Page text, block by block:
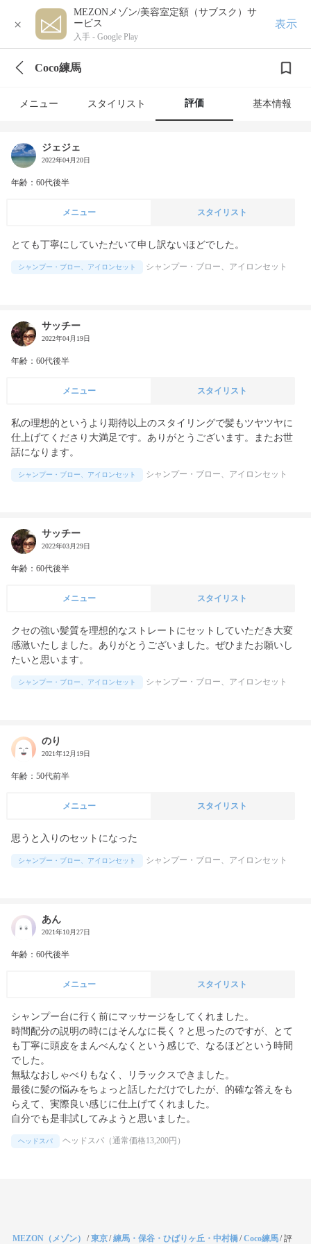
×
MEZONメゾン/美容室定額（サブスク）サ
ービス
入手 - Google Play
表示
Coco練馬
メニュー スタイリスト 評価 基本情報
ジェジェ
2022年04月20日
年齢：60代後半
メニュー スタイリスト
とても丁寧にしていただいて申し訳ないほどでした。
シャンプー・ブロー、アイロンセット シャンプー・ブロー、アイロンセット
サッチー
2022年04月19日
年齢：60代後半
メニュー スタイリスト
私の理想的というより期待以上のスタイリングで髪もツヤツヤに
仕上げてくださり大満足です。ありがとうございます。またお世
話になります。
シャンプー・ブロー、アイロンセット シャンプー・ブロー、アイロンセット
サッチー
2022年03月29日
年齢：60代後半
メニュー スタイリスト
クセの強い髪質を理想的なストレートにセットしていただき大変
感激いたしました。ありがとうございました。ぜひまたお願いし
たいと思います。
シャンプー・ブロー、アイロンセット シャンプー・ブロー、アイロンセット
のり
2021年12月19日
年齢：50代前半
メニュー スタイリスト
思うと入りのセットになった
シャンプー・ブロー、アイロンセット シャンプー・ブロー、アイロンセット
あん
2021年10月27日
年齢：60代後半
メニュー スタイリスト
シャンプー台に行く前にマッサージをしてくれました。
時間配分の説明の時にはそんなに長く？と思ったのですが、とて
も丁寧に頭皮をまんべんなくという感じで、なるほどという時間
でした。
無駄なおしゃべりもなく、リラックスできました。
最後に髪の悩みをちょっと話しただけでしたが、的確な答えをも
らえて、実際良い感じに仕上げてくれました。
自分でも是非試してみようと思いました。
ヘッドスパ ヘッドスパ（通常価格13,200円）
MEZON（メゾン） /東京/練馬・保谷・ひばりヶ丘・中村橋/Coco練馬/評